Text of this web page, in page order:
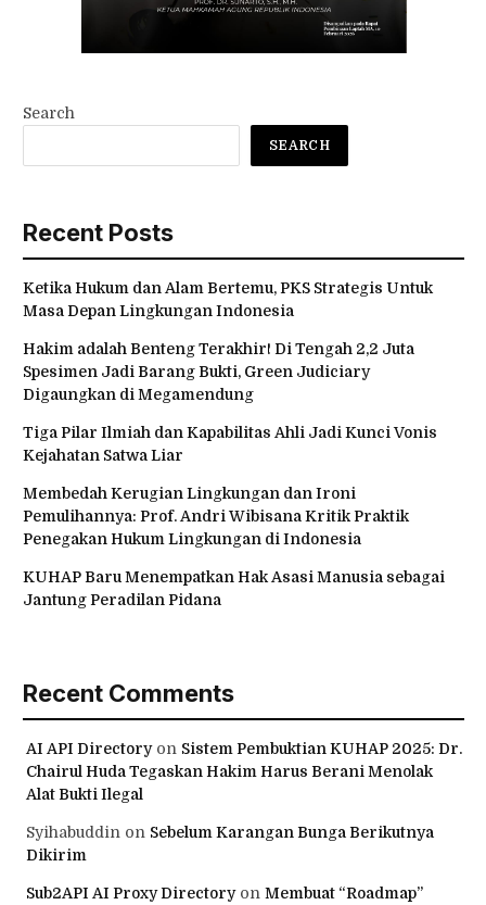
Search
SEARCH
Recent Posts
Ketika Hukum dan Alam Bertemu, PKS Strategis Untuk
Masa Depan Lingkungan Indonesia
Hakim adalah Benteng Terakhir! Di Tengah 2,2 Juta
Spesimen Jadi Barang Bukti, Green Judiciary
Digaungkan di Megamendung
Tiga Pilar Ilmiah dan Kapabilitas Ahli Jadi Kunci Vonis
Kejahatan Satwa Liar
Membedah Kerugian Lingkungan dan Ironi
Pemulihannya: Prof. Andri Wibisana Kritik Praktik
Penegakan Hukum Lingkungan di Indonesia
KUHAP Baru Menempatkan Hak Asasi Manusia sebagai
Jantung Peradilan Pidana
Recent Comments
AI API Directoryon Sistem Pembuktian KUHAP 2025: Dr.
Chairul Huda Tegaskan Hakim Harus Berani Menolak
Alat Bukti Ilegal
Syihabuddin on Sebelum Karangan Bunga Berikutnya
Dikirim
Sub2API AI Proxy Directoryon Membuat “Roadmap”